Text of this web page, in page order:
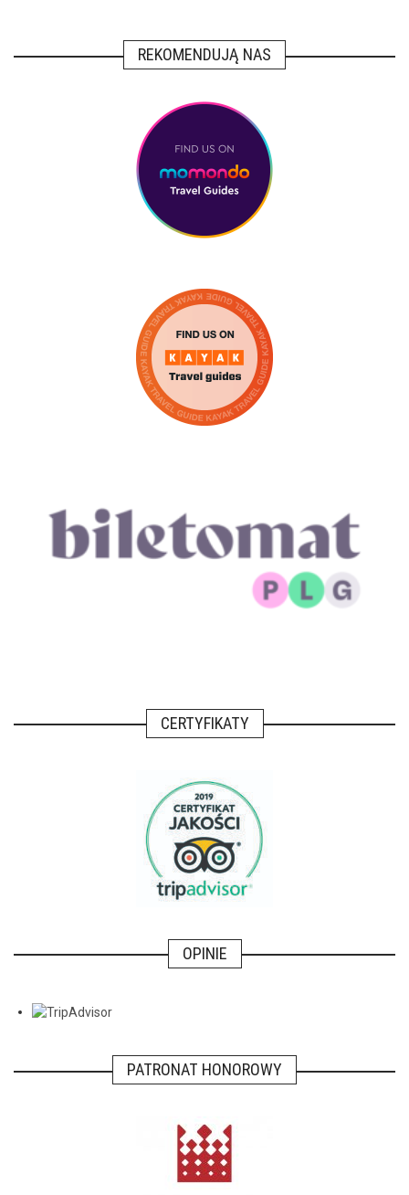
REKOMENDUJĄ NAS
CERTYFIKATY
OPINIE
PATRONAT HONOROWY